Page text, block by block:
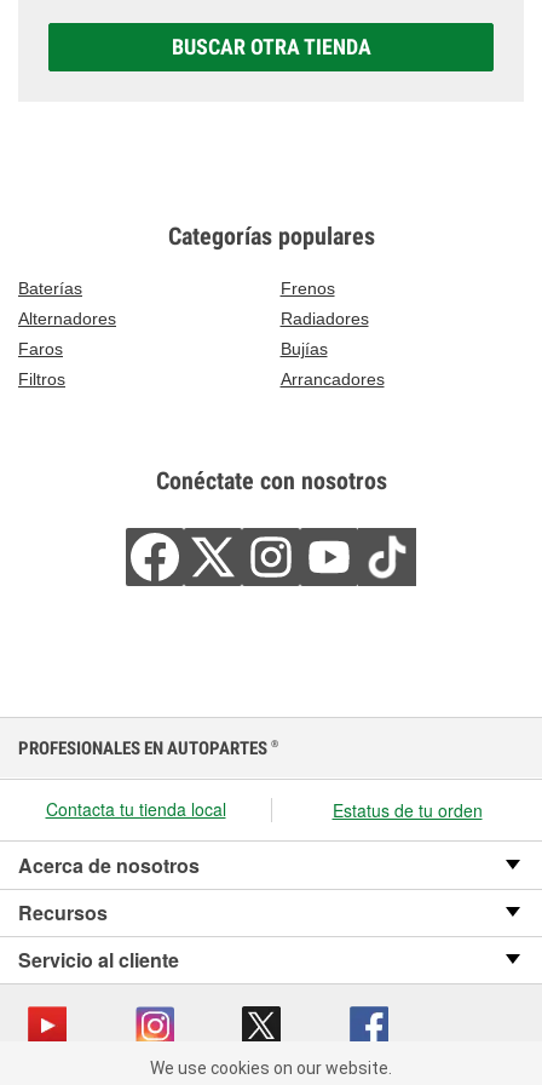
BUSCAR OTRA TIENDA
Categorías populares
Baterías
Frenos
Alternadores
Radiadores
Faros
Bujías
Filtros
Arrancadores
Conéctate con nosotros
We use cookies on our website. By clicking "Accept", you consent
PROFESIONALES EN AUTOPARTES ®
Contacta tu tienda local Estatus de tu orden
Acerca de nosotros
Recursos
Servicio al cliente
We use cookies on our website.